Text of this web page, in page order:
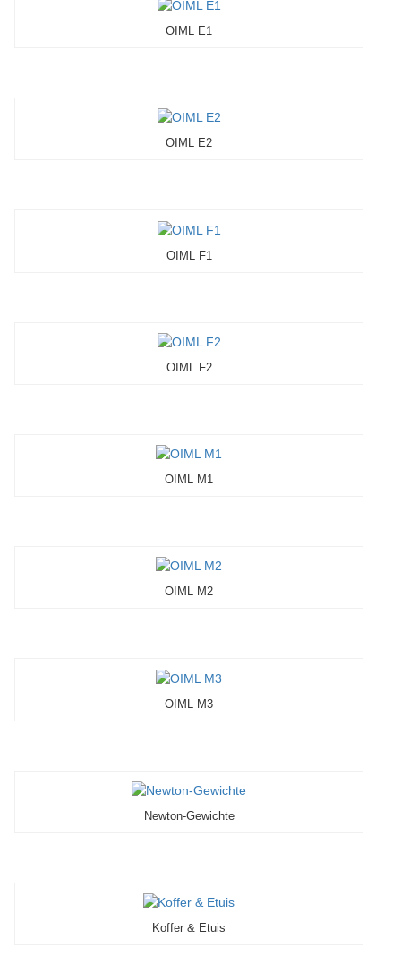
OIML E1
OIML E2
OIML F1
OIML F2
OIML M1
OIML M2
OIML M3
Newton-Gewichte
Koffer & Etuis